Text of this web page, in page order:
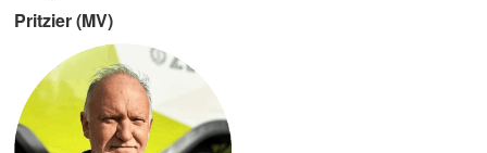
Pritzier (MV)